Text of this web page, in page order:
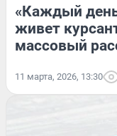
«Каждый
живет
массовый
11 марта, 2026, 13:30